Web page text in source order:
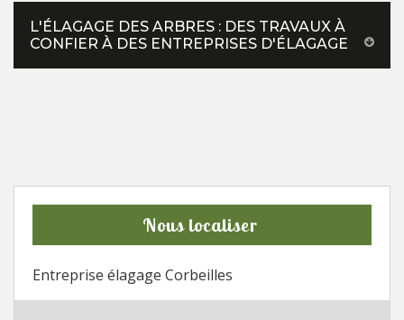
L'ÉLAGAGE DES ARBRES : DES TRAVAUX À
CONFIER À DES ENTREPRISES D'ÉLAGAGE
Nous localiser
Entreprise élagage Corbeilles